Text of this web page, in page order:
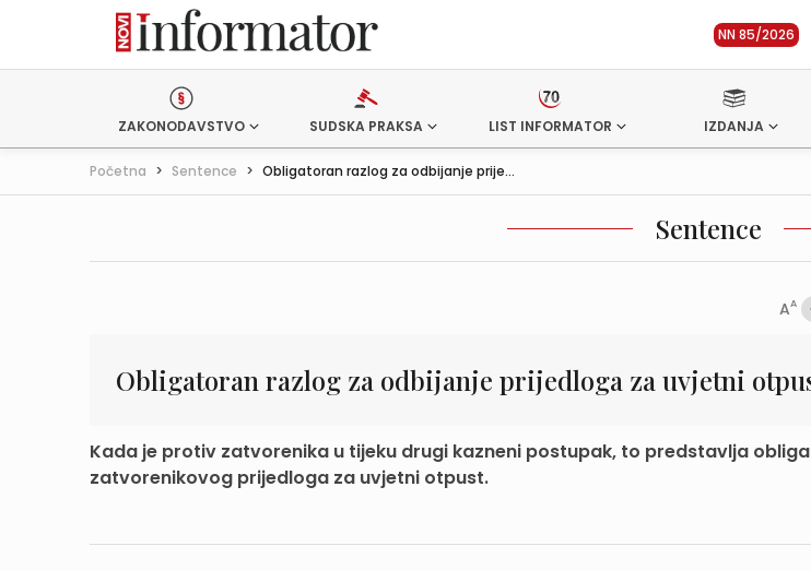
NN 85/2026
ZAKONODAVSTVO SUDSKA PRAKSA LIST INFORMATOR IZDANJA
Početna > Sentence > Obligatoran razlog za odbijanje prije...
Sentence
AA
Obligatoran razlog za odbijanje prijedloga za uvjetni
Kada je protiv zatvorenika u tijeku drugi kazneni postupak, to predstavlja
zatvorenikovog prijedloga za uvjetni otpust.